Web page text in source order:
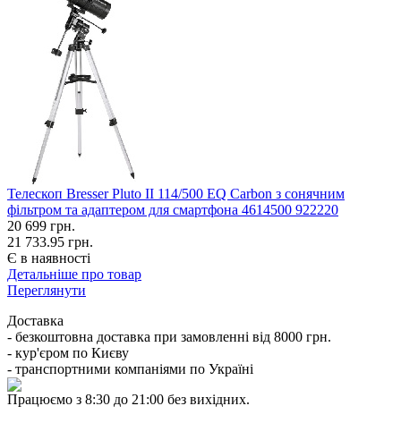
Телескоп Bresser Pluto II 114/500 EQ Carbon з сонячним
фільтром та адаптером для смартфона 4614500 922220
20 699 грн.
21 733.95 грн.
Є в наявності
Детальніше про товар
Переглянути
Доставка
- безкоштовна доставка при замовленні від 8000 грн.
- кур'єром по Києву
- транспортними компаніями по Україні
Працюємо з 8:30 до 21:00 без вихідних.